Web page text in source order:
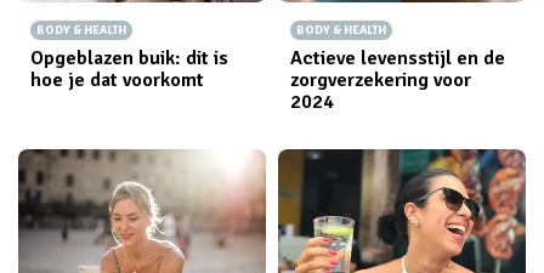
BODY & HEALTH
Opgeblazen buik: dit is
hoe je dat voorkomt
BODY & HEALTH
Actieve levensstijl en de
zorgverzekering voor
2024